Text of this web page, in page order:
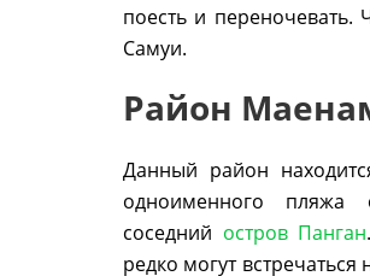
поесть и
Самуи.
Район
Данный район
одноименного пляжа
соседний остров Панган.
редко могут